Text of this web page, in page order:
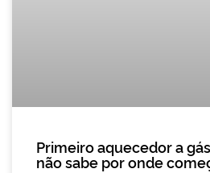
Primeiro aquecedor a
não sabe por onde